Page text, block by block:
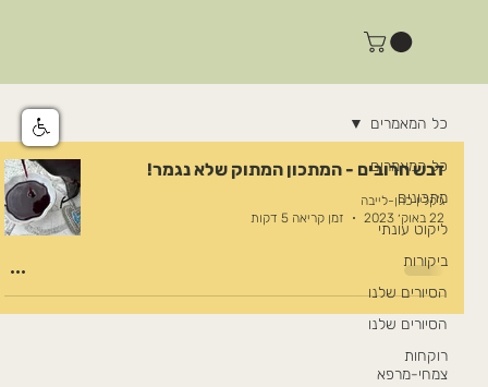
כל המאמרים
מתכונים
ליקוט עונתי
ביקורות
הסיורים שלנו
הסיורים שלנו
רוקחות
צמחי-מרפא
כל המאמרים
דבש חרובים - המתכון המתוק שלא נגמר!
ג'קלין כהן-לייבה
22 באוק׳ 2023
זמן קריאה 5 דקות